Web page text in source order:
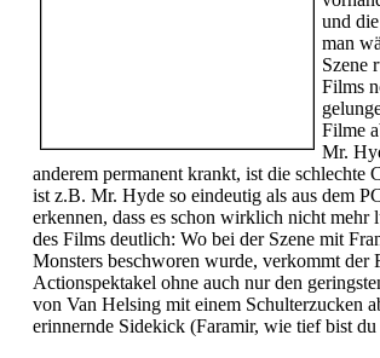
und
man
Szene
Films
Filme
Mr.
anderem permanent krankt, ist die
ist z.B. Mr. Hyde so eindeutig als aus dem
erkennen, dass es schon wirklich nicht
des Films deutlich: Wo bei der Szene mit
Monsters beschworen wurde, verkommt der
Actionspektakel ohne auch nur den
von Van Helsing mit einem Schulterzucken
erinnernde Sidekick (Faramir, wie tief bist